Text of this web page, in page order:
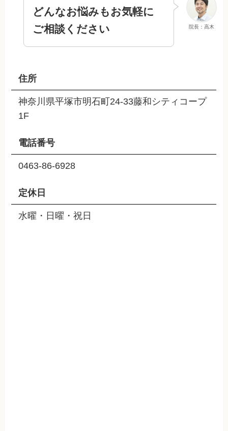
院長：高木
どんなお悩みもお気軽に
ご相談ください
住所
神奈川県平塚市明石町24-33藤和シティコープ
1F
電話番号
0463-86-6928
定休日
水曜・日曜・祝日